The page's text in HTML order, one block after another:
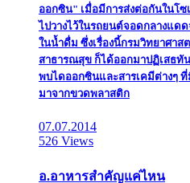
ออกซิน" เมื่อมีการส่งต่อกันในโ
ไปวางไว้ในรถยนต์จอดกลางแด
ในน้ำดื่ม ซึ่งเรื่องนี้กรมวิทยาศาส
สาธารณสุข ก็ได้ออกมาปฏิเสธทั
พบไดออกซินและสารเคมีต่างๆ ที่
มาจากขวดพลาสติก
07.07.2014
526 Views
อ.อาหารสำคัญแค่ไหน